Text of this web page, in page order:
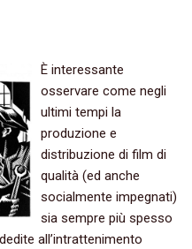
È interessante
osservare come negli
ultimi tempi la
produzione e
distribuzione di film di
qualità (ed anche
socialmente impegnati)
sia sempre più spesso
all’intrattenimento